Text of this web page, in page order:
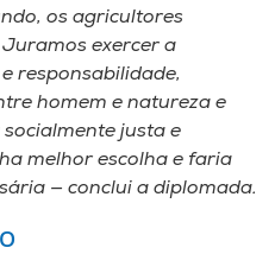
os agricultores
exercer a
responsabilidade,
homem e natureza e
justa e
melhor escolha e faria
— conclui a diplomada.